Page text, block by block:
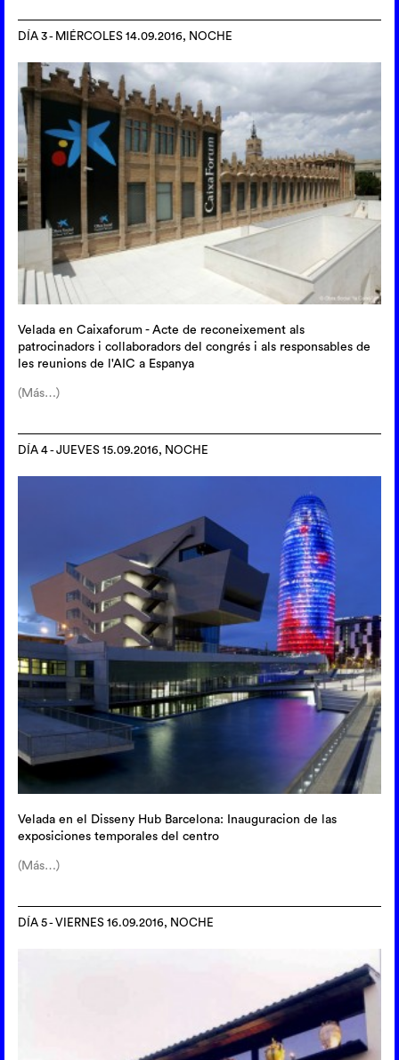
DÍA 3 - MIÉRCOLES 14.09.2016, NOCHE
Velada en Caixaforum - Acte de reconeixement als
patrocinadors i collaboradors del congrés i als responsables de
les reunions de l'AIC a Espanya
(Más…)
DÍA 4 - JUEVES 15.09.2016, NOCHE
Velada en el Disseny Hub Barcelona: Inauguracion de las
exposiciones temporales del centro
(Más…)
DÍA 5 - VIERNES 16.09.2016, NOCHE